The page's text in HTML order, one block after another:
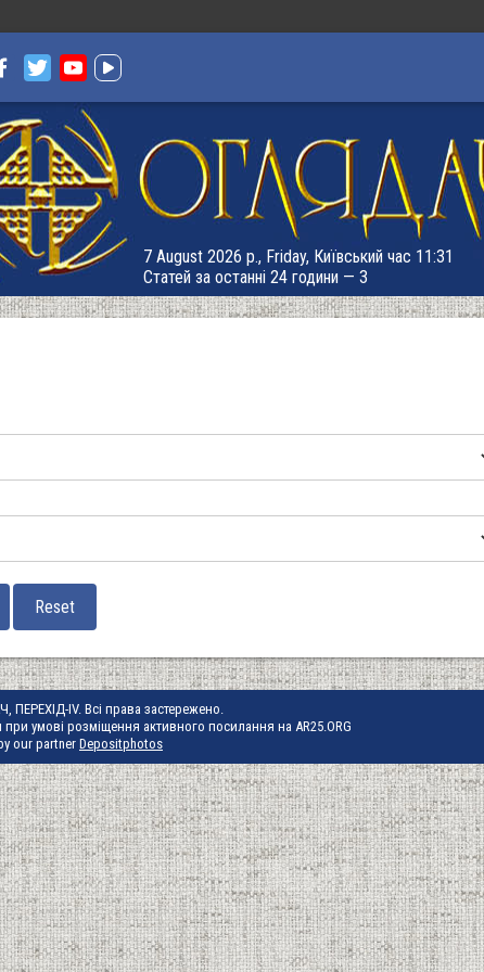
7 August 2026 р., Friday, Київський час 11:31
Статей за останні 24 години — 3
IV. Всі права застережено.
умові розміщення активного посилання на AR25.ORG
our partner Depositphotos